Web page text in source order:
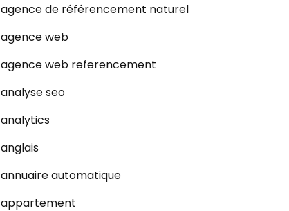
agence de référencement naturel
agence web
agence web referencement
analyse seo
analytics
anglais
annuaire automatique
appartement